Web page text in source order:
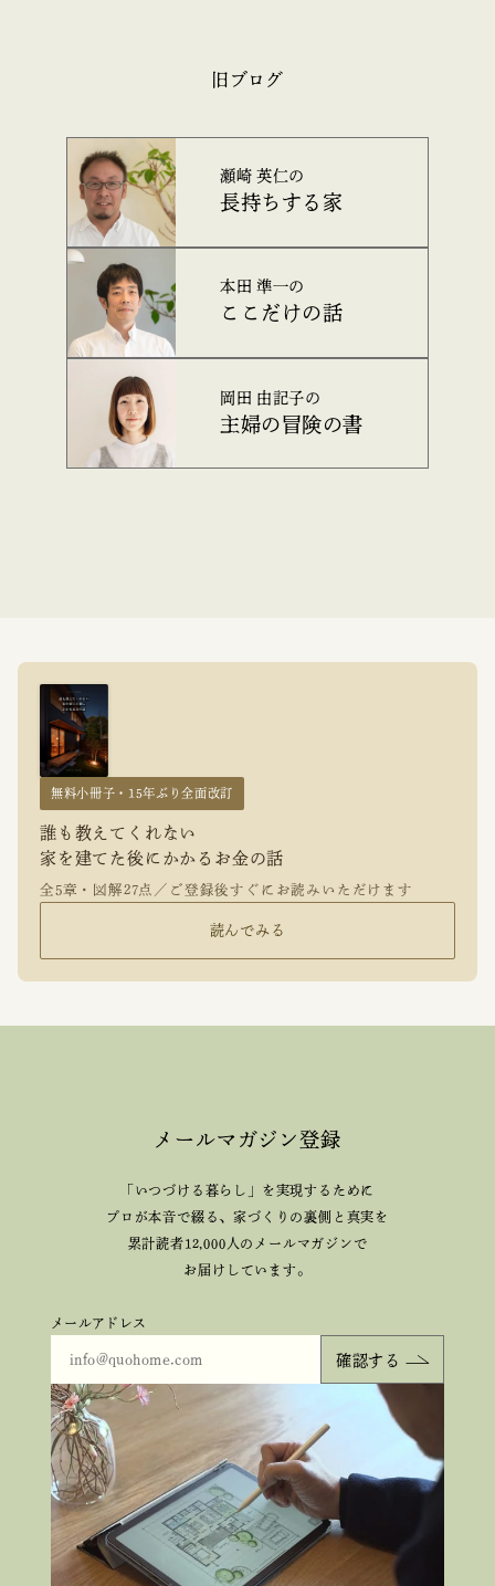
旧ブログ
瀬崎 英仁の
長持ちする家
本田 準一の
ここだけの話
岡田 由記子の
主婦の冒険の書
無料小冊子・15年ぶり全面改訂
誰も教えてくれない
家を建てた後にかかるお金の話
全5章・図解27点／ご登録後すぐにお読みいただけます
読んでみる
メールマガジン登録
「いつづける暮らし」を実現するために
プロが本音で綴る、家づくりの裏側と真実を
累計読者12,000人のメールマガジンで
お届けしています。
メールアドレス